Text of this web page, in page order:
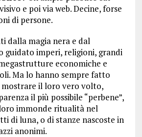
e poi via web. Decine, forse
di persone.
dalla magia nera e dal
guidato imperi, religioni, grandi
economiche e
Ma lo hanno sempre fatto
mostrare il loro vero volto,
il più possibile “perbene”,
immonde ritualità nel
di luna, o di stanze nascoste in
anonimi.